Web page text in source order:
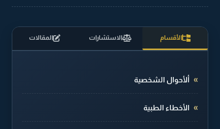
الأقسام الاستشارات المقالات
ألأحوال الشخصية
الأخطاء الطبية